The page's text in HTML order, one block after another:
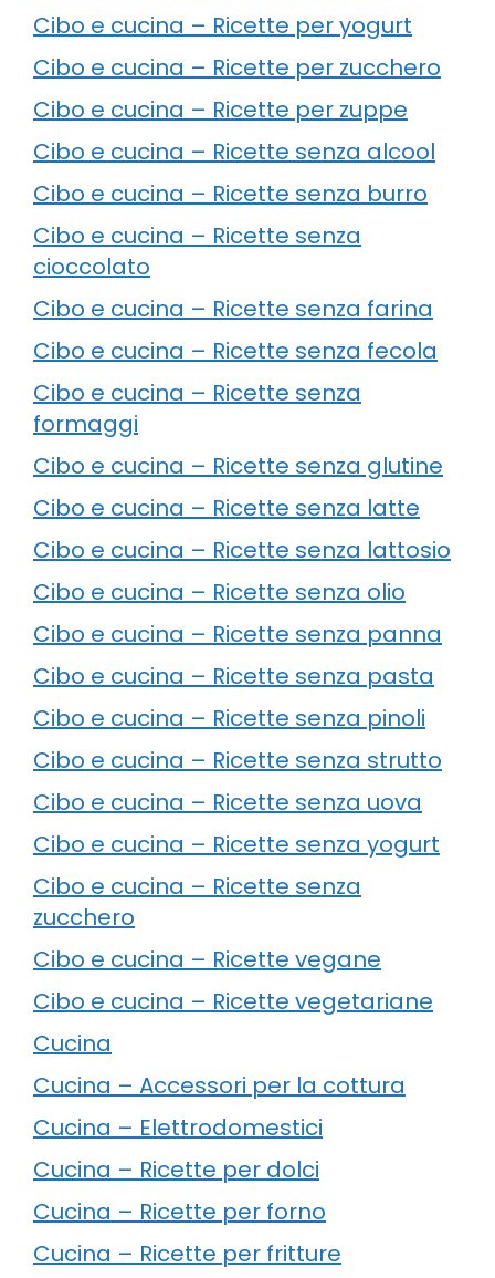
Cibo e cucina – Ricette per yogurt
Cibo e cucina – Ricette per zucchero
Cibo e cucina – Ricette per zuppe
Cibo e cucina – Ricette senza alcool
Cibo e cucina – Ricette senza burro
Cibo e cucina – Ricette senza
cioccolato
Cibo e cucina – Ricette senza farina
Cibo e cucina – Ricette senza fecola
Cibo e cucina – Ricette senza
formaggi
Cibo e cucina – Ricette senza glutine
Cibo e cucina – Ricette senza latte
Cibo e cucina – Ricette senza lattosio
Cibo e cucina – Ricette senza olio
Cibo e cucina – Ricette senza panna
Cibo e cucina – Ricette senza pasta
Cibo e cucina – Ricette senza pinoli
Cibo e cucina – Ricette senza strutto
Cibo e cucina – Ricette senza uova
Cibo e cucina – Ricette senza yogurt
Cibo e cucina – Ricette senza
zucchero
Cibo e cucina – Ricette vegane
Cibo e cucina – Ricette vegetariane
Cucina
Cucina – Accessori per la cottura
Cucina – Elettrodomestici
Cucina – Ricette per dolci
Cucina – Ricette per forno
Cucina – Ricette per fritture